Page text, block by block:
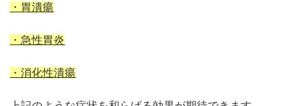
・胃潰瘍
・急性胃炎
・消化性潰瘍